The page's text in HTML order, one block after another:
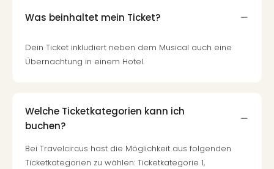
Was beinhaltet mein Ticket?
Dein Ticket inkludiert neben dem Musical auch eine
Übernachtung in einem Hotel.
Welche Ticketkategorien kann ich
buchen?
Bei Travelcircus hast die Möglichkeit aus folgenden
Ticketkategorien zu wählen: Ticketkategorie 1,